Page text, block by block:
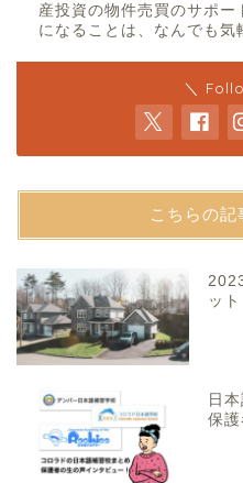
産投資の物件売買のサポ
になることは、なんでも気
＼
こちらの記
ッ
日
保